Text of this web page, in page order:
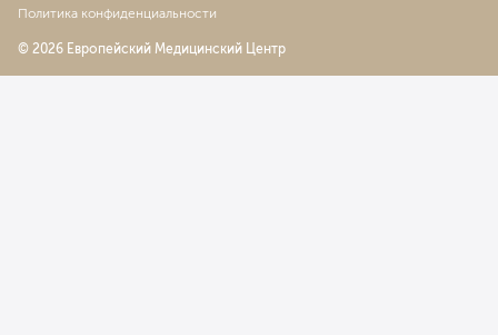
Политика конфиденциальности
© 2026 Европейский Медицинский Центр